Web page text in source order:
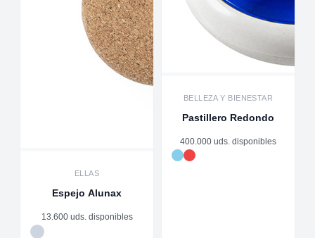
ELLAS
Espejo Alunax
13.600 uds. disponibles
BELLEZA Y BIENESTAR
Pastillero Redondo
400.000 uds. disponibles